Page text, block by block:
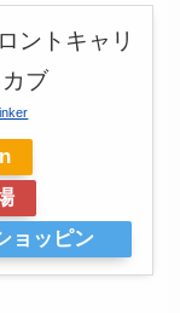
ントキャリ
ブ
ョッピン